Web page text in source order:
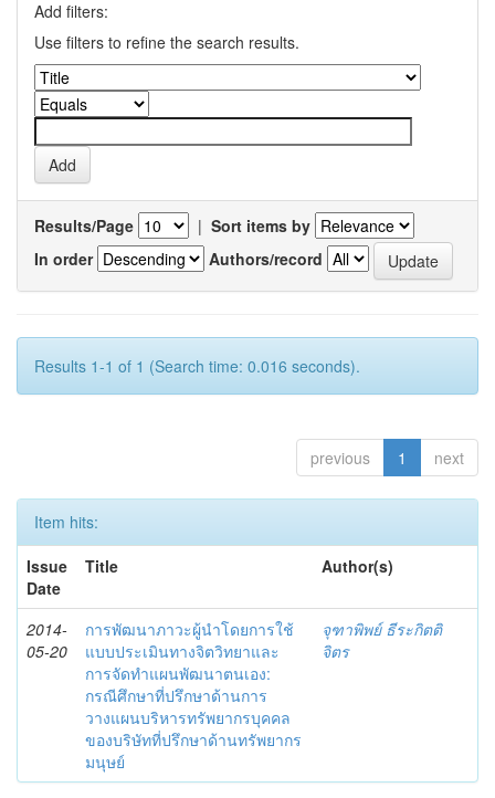
Add filters:
Use filters to refine the search results.
Results/Page | Sort items by
In order
Authors/record
Results 1-1 of 1 (Search time: 0.016 seconds).
previous 1 next
Item hits:
Issue
Date
Title Author(s)
2014-
05-20
การพัฒนาภาวะผู้นำโดยการใช้
แบบประเมินทางจิตวิทยาและ
การจัดทำแผนพัฒนาตนเอง:
กรณีศึกษาที่ปรึกษาด้านการ
วางแผนบริหารทรัพยากรบุคคล
ของบริษัทที่ปรึกษาด้านทรัพยากร
มนุษย์
จุฑาพิพย์ ธีระกิตติ
จิตร